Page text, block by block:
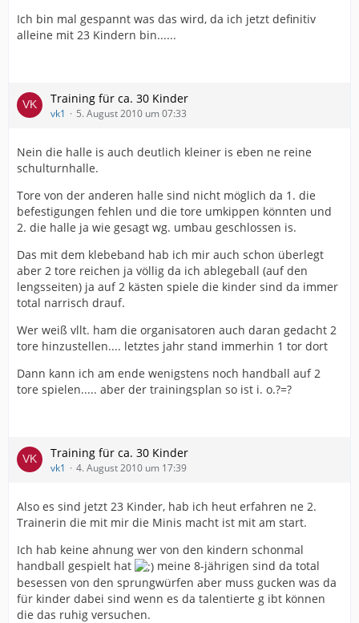
Ich bin mal gespannt was das wird, da ich jetzt definitiv
alleine mit 23 Kindern bin......
Training für ca. 30 Kinder
vk1 5. August 2010 um 07:33
Nein die halle is auch deutlich kleiner is eben ne reine
schulturnhalle.
Tore von der anderen halle sind nicht möglich da 1. die
befestigungen fehlen und die tore umkippen könnten und
2. die halle ja wie gesagt wg. umbau geschlossen is.
Das mit dem klebeband hab ich mir auch schon überlegt
aber 2 tore reichen ja völlig da ich ablegeball (auf den
lengsseiten) ja auf 2 kästen spiele die kinder sind da immer
total narrisch drauf.
Wer weiß vllt. ham die organisatoren auch daran gedacht 2
tore hinzustellen.... letztes jahr stand immerhin 1 tor dort
Dann kann ich am ende wenigstens noch handball auf 2
tore spielen..... aber der trainingsplan so ist i. o.?=?
Training für ca. 30 Kinder
vk1 4. August 2010 um 17:39
Also es sind jetzt 23 Kinder, hab ich heut erfahren ne 2.
Trainerin die mit mir die Minis macht ist mit am start.
Ich hab keine ahnung wer von den kindern schonmal
handball gespielt hat
meine 8-jährigen sind da total
besessen von den sprungwürfen aber muss gucken was da
für kinder dabei sind wenn es da talentierte g ibt können
die das ruhig versuchen.